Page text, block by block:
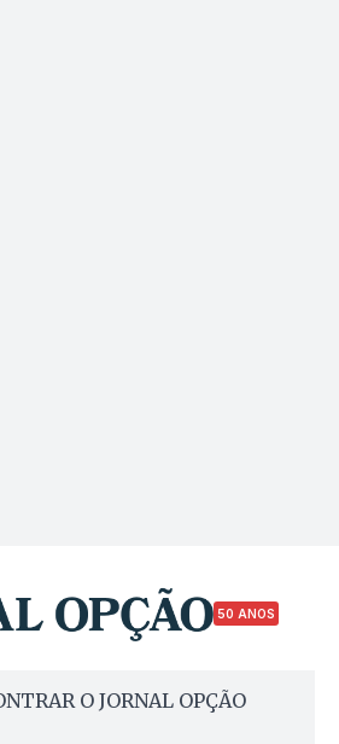
50 ANOS
O JORNAL OPÇÃO